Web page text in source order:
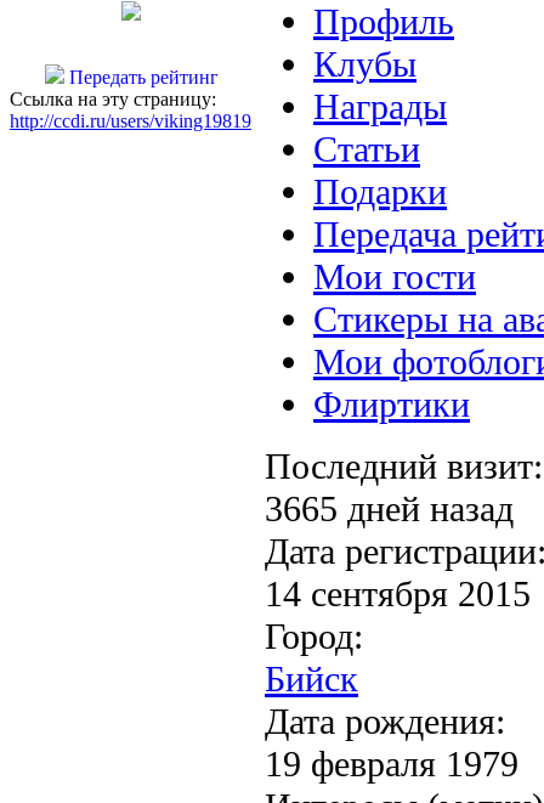
Передать рейтинг
Ссылка на эту страницу:
http://ccdi.ru/users/viking19819
Профиль
Клубы
Награды
Статьи
Подарки
Передача
Мои гости
Стикеры на
Мои
Флиртики
Последний визит:
3665 дней назад
Дата
14 сентября 2015
Город:
Бийск
Дата рождения:
19 февраля 1979